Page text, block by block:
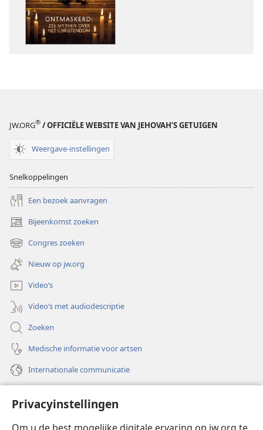
Privacyinstellingen
JW.ORG® / OFFICIËLE WEBSITE VAN JEHOVAH’S GETUIGEN
Weergave-instellingen
Snelkoppelingen
Een bezoek aanvragen
Bijeenkomst zoeken
(opent
nieuw
venster)
Congres zoeken
(opent
nieuw
venster)
Nieuw op jw.org
Video’s
Video’s met audiodescriptie
Zoeken
Medische informatie voor artsen
Internationale communicatie
(opent